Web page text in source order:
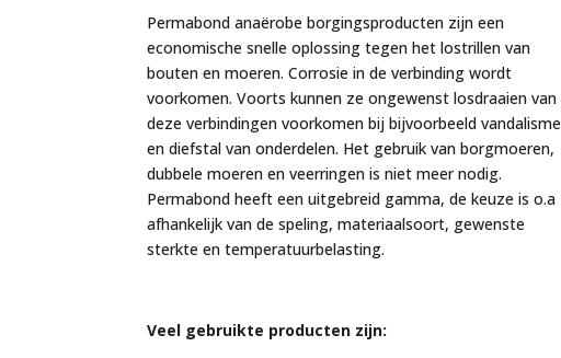
Permabond anaërobe borgingsproducten zijn een
economische snelle oplossing tegen het lostrillen van
bouten en moeren. Corrosie in de verbinding wordt
voorkomen. Voorts kunnen ze ongewenst losdraaien van
deze verbindingen voorkomen bij bijvoorbeeld vandalisme
en diefstal van onderdelen. Het gebruik van borgmoeren,
dubbele moeren en veerringen is niet meer nodig.
Permabond heeft een uitgebreid gamma, de keuze is o.a
afhankelijk van de speling, materiaalsoort, gewenste
sterkte en temperatuurbelasting.
Veel gebruikte producten zijn: